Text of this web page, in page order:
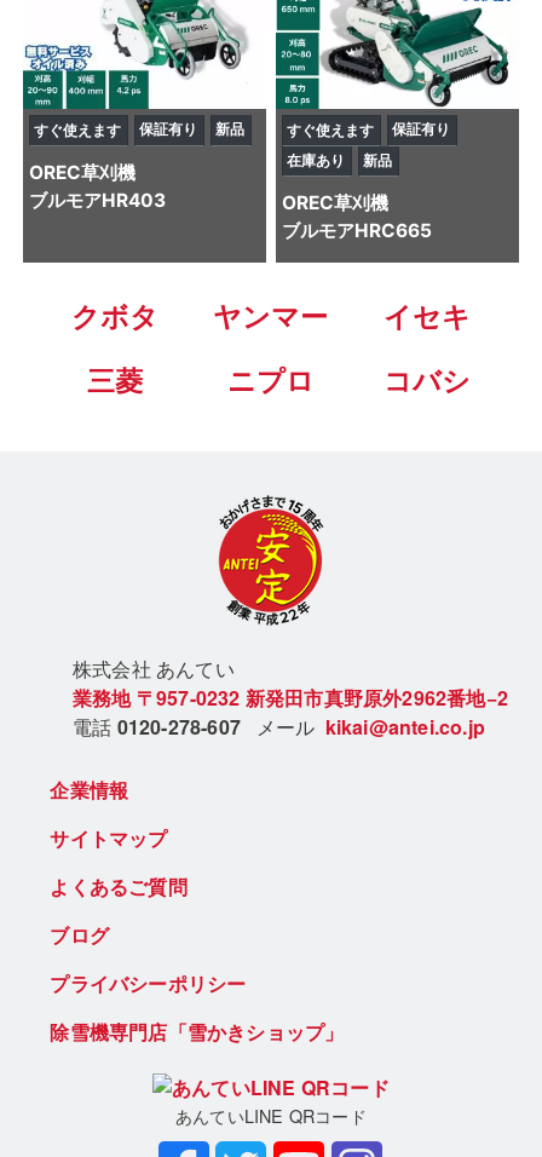
すぐ使えます 保証有り 新品
OREC草刈機
ブルモアHR403
すぐ使えます
保証有り
在庫あり
新品
OREC草刈機
ブルモアHRC665
クボタ ヤンマー
イセキ
三菱
ニプロ コバシ
株式会社 あんてい
業務地 〒957-0232 新発田市真野原外2962番地−2
電話 0120-278-607 メール kikai@antei.co.jp
企業情報
サイトマップ
よくあるご質問
ブログ
プライバシーポリシー
除雪機専門店「雪かきショップ」
あんていLINE QRコード